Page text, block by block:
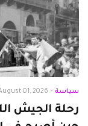
سياسة -
01, 2026
رحلة الجيش